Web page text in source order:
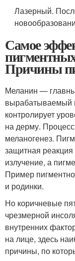
Лазерный.
Самое
Причины
Меланин —
вырабатываемый
контролирует
на дерму.
меланогенез.
защитная
излучение, а
Пример
и родинки.
Но коричневые
чрезмерной
внутренних
на лице, здесь
причины, по